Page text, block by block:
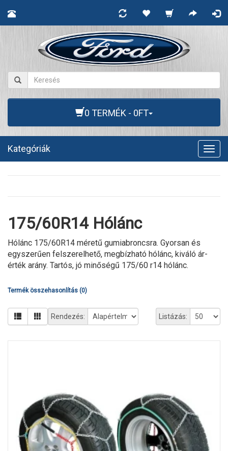
0 TERMÉK - 0FT
Kategóriák
175/60R14 Hólánc
Hólánc 175/60R14 méretű gumiabroncsra. Gyorsan és
egyszerűen felszerelhető, megbízható hólánc, kiváló ár-
érték arány. Tartós, jó minőségű 175/60 r14 hólánc.
Termék összehasonlítás (0)
Listázás:
Rendezés: